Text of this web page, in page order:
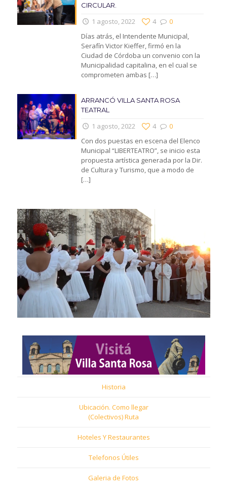
CIRCULAR.
1 agosto, 2022 0
4
Días atrás, el Intendente Municipal,
Serafín Victor Kieffer, firmó en la
Ciudad de Córdoba un convenio con la
Municipalidad capitalina, en el cual se
comprometen ambas […]
ARRANCÓ VILLA SANTA ROSA
TEATRAL
1 agosto, 2022 0
4
Con dos puestas en escena del Elenco
Municipal “LIBERTEATRO”, se inicio esta
propuesta artística generada por la Dir.
de Cultura y Turismo, que a modo de
[…]
Historia
Ubicación. Como llegar
(Colectivos) Ruta
Hoteles Y Restaurantes
Telefonos Útiles
Galeria de Fotos